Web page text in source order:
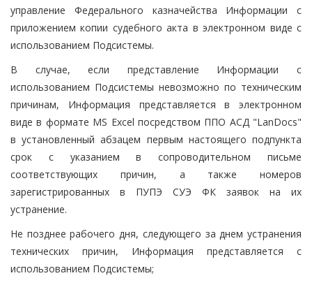
управление Федерального казначейства Информации с
приложением копии судебного акта в электронном виде с
использованием Подсистемы.
В случае, если представление Информации с
использованием Подсистемы невозможно по техническим
причинам, Информация представляется в электронном
виде в формате MS Excel посредством ППО АСД "LanDocs"
в установленный абзацем первым настоящего подпункта
срок с указанием в сопроводительном письме
соответствующих причин, а также номеров
зарегистрированных в ПУПЭ СУЭ ФК заявок на их
устранение.
Не позднее рабочего дня, следующего за днем устранения
технических причин, Информация представляется с
использованием Подсистемы;